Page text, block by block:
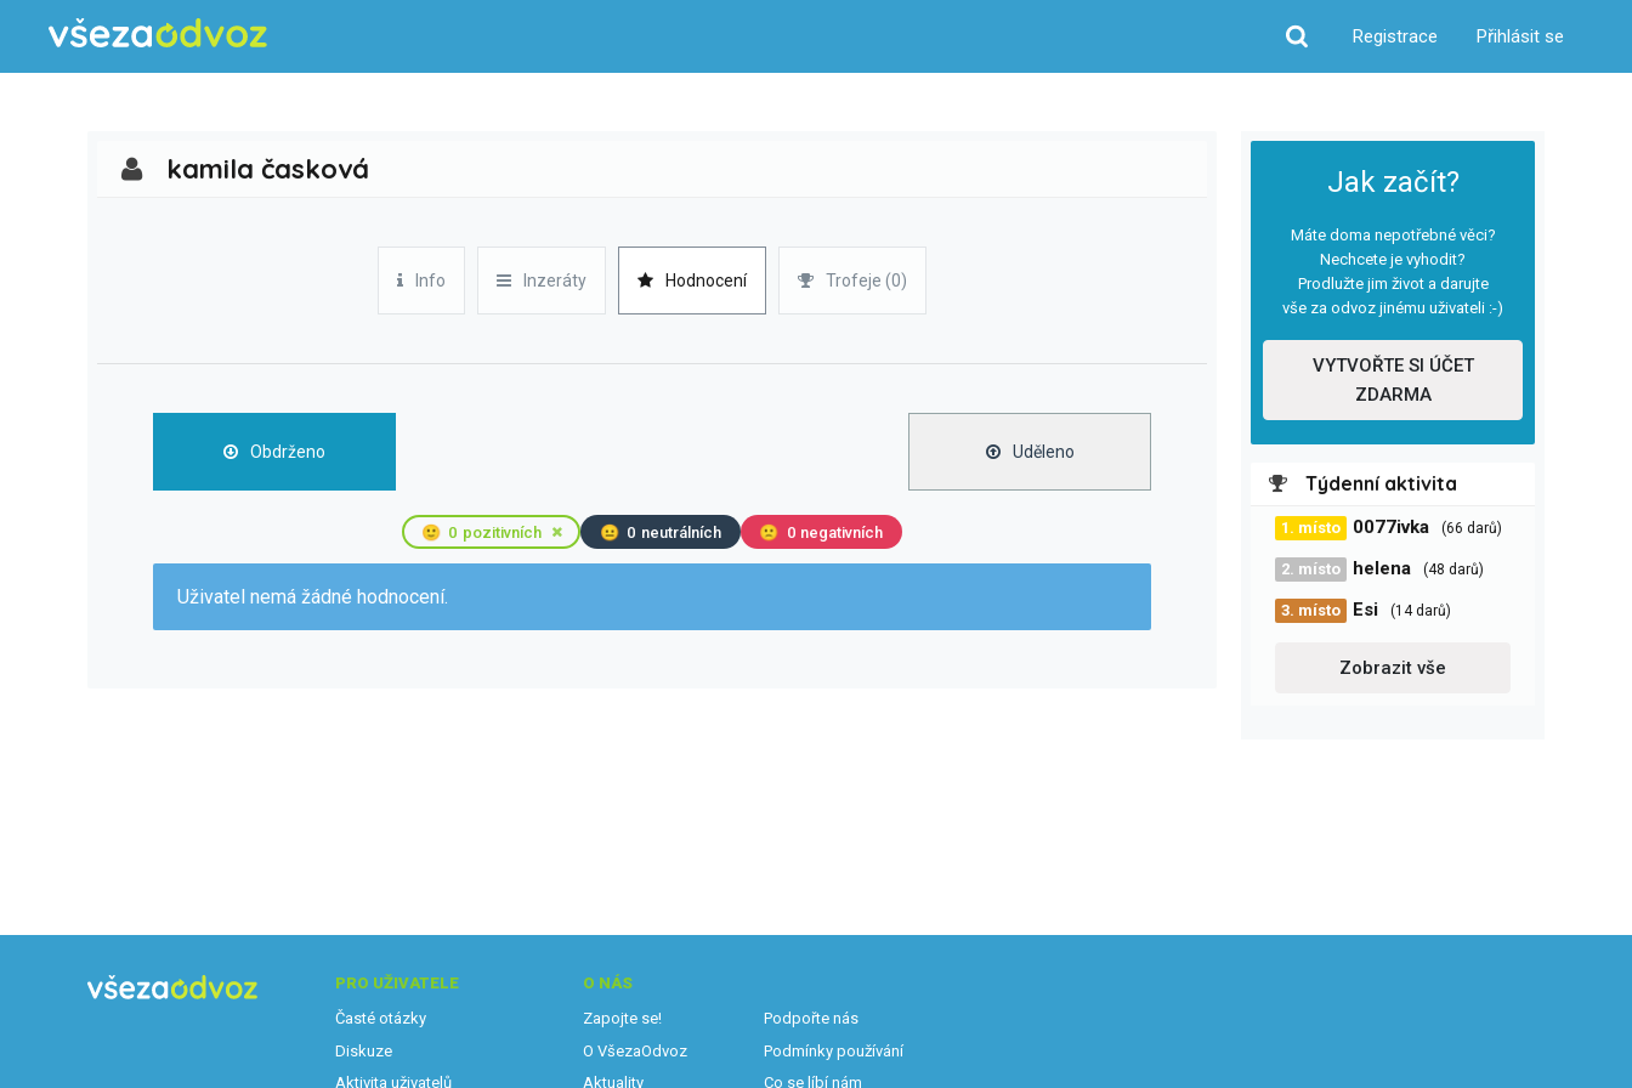
Hledat
Registrace Přihlásit se
Jak začít?
Máte doma nepotřebné věci?
Nechcete je vyhodit?
Prodlužte jim život a darujte
vše za odvoz jinému uživateli :-)
VYTVOŘTE SI ÚČET
ZDARMA
Týdenní aktivita
1. místo 0077ivka (66 darů)
2. místo helena (48 darů)
3. místo Esi (14 darů)
Zobrazit vše
kamila časková
Info Inzeráty Hodnocení Trofeje (0)
Obdrženo Uděleno
🙂 0 pozitivních 😐 0 neutrálních 🙁 0 negativních
Uživatel nemá žádné hodnocení.
PRO UŽIVATELE
Časté otázky
Diskuze
Aktivita uživatelů
O NÁS
Zapojte se!
O VšezaOdvoz
Aktuality
Podpořte nás
Podmínky používání
Co se líbí nám